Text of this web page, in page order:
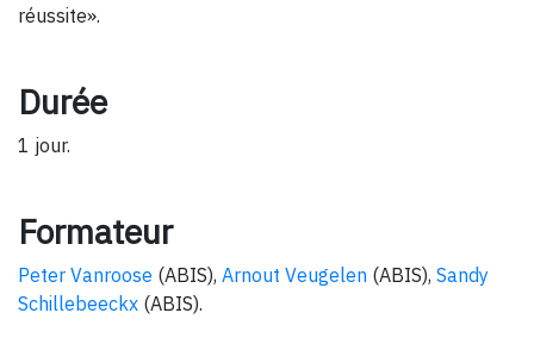
réussite».
Durée
1 jour.
Formateur
Peter Vanroose (ABIS), Arnout Veugelen (ABIS), Sandy
Schillebeeckx (ABIS).